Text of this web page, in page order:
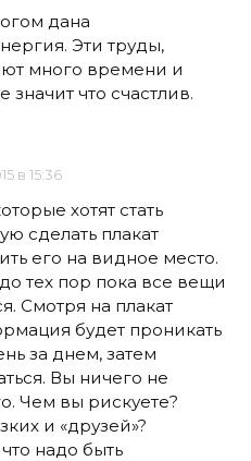
дана
Эти труды,
много времени и
значит что счастлив.
в 15:36
хотят стать
сделать плакат
его на видное место.
тех пор пока все вещи
Смотря на плакат
будет проникать
за днем, затем
Вы ничего не
Чем вы рискуете?
и «друзей»?
надо быть